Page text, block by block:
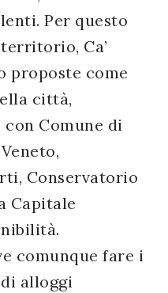
Per questo
Ca’
proposte come
città,
Comune di
Conservatorio
Capitale
comunque fare i
alloggi